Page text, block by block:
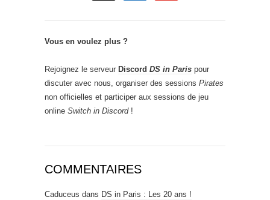
Vous en voulez plus ?
Rejoignez le serveur Discord DS in Paris pour
discuter avec nous, organiser des sessions Pirates
non officielles et participer aux sessions de jeu
online Switch in Discord!
COMMENTAIRES
Caduceus dans DS in Paris : Les 20 ans !